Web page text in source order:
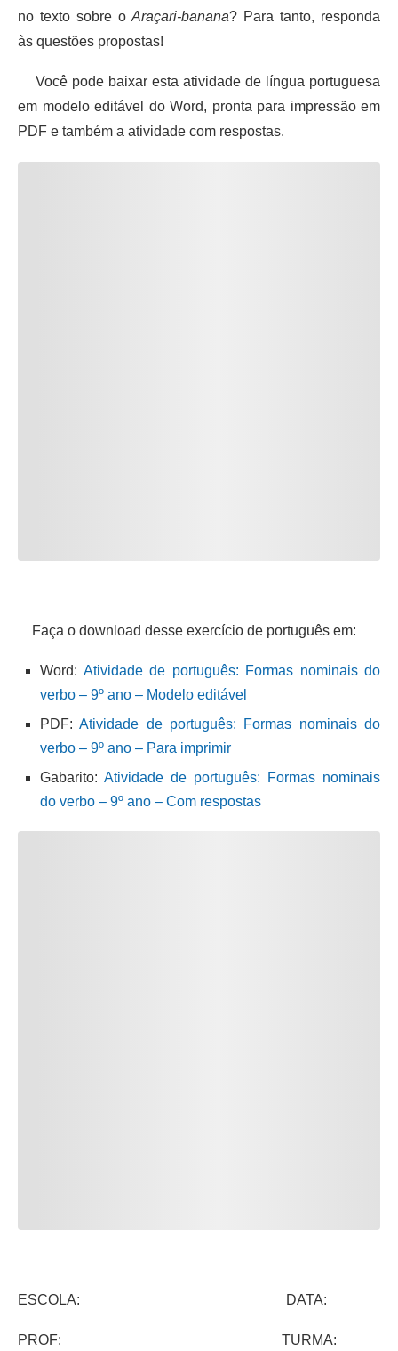
no texto sobre oAraçari-banana? Para tanto, responda
às questões propostas!
Você pode baixar esta atividade de língua portuguesa
em modelo editável do Word, pronta para impressão em
PDF e também a atividade com respostas.
Faça o download desse exercício de português em:
Word: Atividade de português: Formas nominais do
verbo – 9º ano – Modelo editável
PDF:Atividade de português: Formas nominais do
verbo – 9º ano – Para imprimir
Gabarito: Atividade de português: Formas nominais
do verbo – 9º ano – Com respostas
ESCOLA: DATA:
PROF: TURMA: